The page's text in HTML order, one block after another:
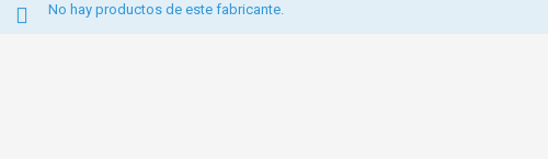
No hay productos de este fabricante.